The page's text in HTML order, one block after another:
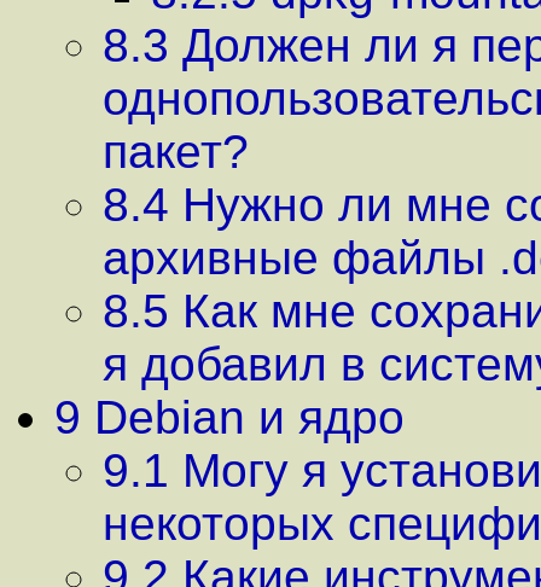
8.3 Должен ли я
пакет?
8.4 Нужно ли мне
архивные файлы
8.5 Как мне
я добавил в
9 Debian и ядро
9.1 Могу я
некоторых